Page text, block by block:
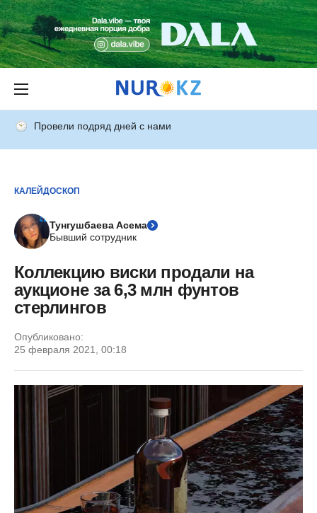
Провели подряд дней с нами
КАЛЕЙДОСКОП
Тунгушбаева Асема
Бывший сотрудник
Коллекцию виски продали на
аукционе за 6,3 млн фунтов
стерлингов
Опубликовано:
25 февраля 2021, 00:18